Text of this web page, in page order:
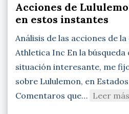
Acciones de
en estos instantes
Análisis de las acciones de
Athletica Inc En la
situación interesante, me
sobre Lululemon, en
Comentaros que… Leer